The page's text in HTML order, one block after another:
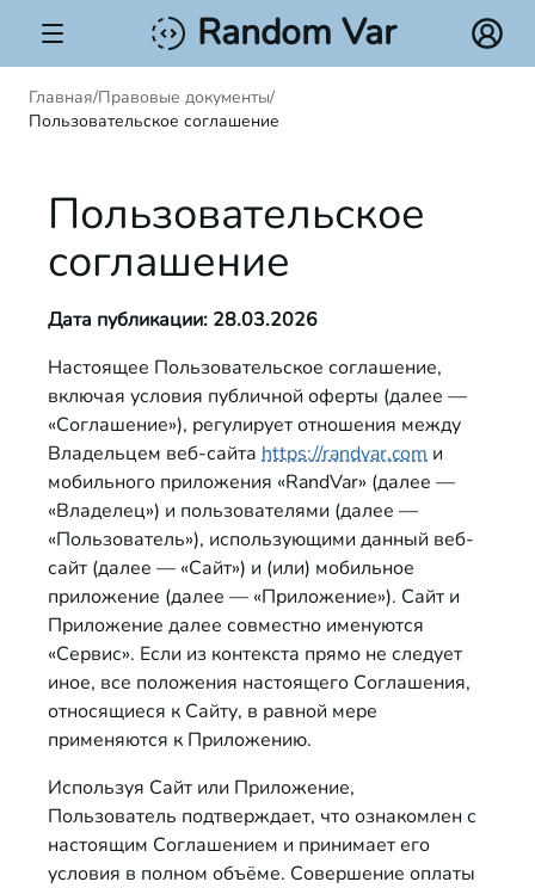
Random Var
Главная/Правовые документы/
Пользовательское соглашение
Пользовательское
соглашение
Дата публикации: 28.03.2026
Настоящее Пользовательское соглашение,
включая условия публичной оферты (далее —
«Соглашение»), регулирует отношения между
Владельцем веб-сайта https://randvar.com и
мобильного приложения «RandVar» (далее —
«Владелец») и пользователями (далее —
«Пользователь»), использующими данный веб-
сайт (далее — «Сайт») и (или) мобильное
приложение (далее — «Приложение»). Сайт и
Приложение далее совместно именуются
«Сервис». Если из контекста прямо не следует
иное, все положения настоящего Соглашения,
относящиеся к Сайту, в равной мере
применяются к Приложению.
Используя Сайт или Приложение,
Пользователь подтверждает, что ознакомлен с
настоящим Соглашением и принимает его
условия в полном объёме. Совершение оплаты